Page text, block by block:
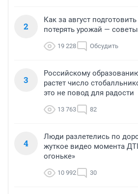
2
Как за август
потерять урожай —
19 228 Обсудить
3
Российскому
растет число
это не повод для радости
13 763 82
4
Люди разлетелись по
жуткое видео момента
огоньке»
10 992 30